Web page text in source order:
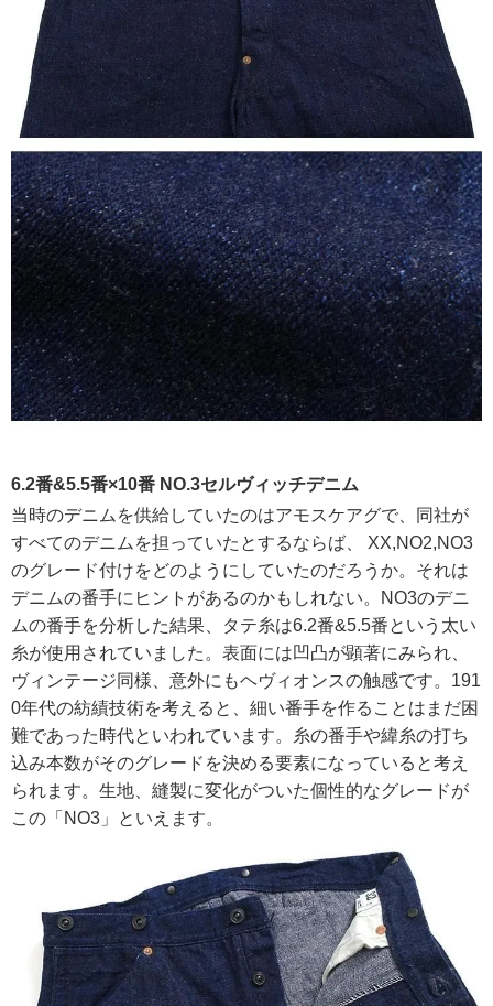
6.2番&5.5番×10番 NO.3セルヴィッチデニム
当時のデニムを供給していたのはアモスケアグで、同社が
すべてのデニムを担っていたとするならば、 XX,NO2,NO3
のグレード付けをどのようにしていたのだろうか。それは
デニムの番手にヒントがあるのかもしれない。NO3のデニ
ムの番手を分析した結果、タテ糸は6.2番&5.5番という太い
糸が使用されていました。表面には凹凸が顕著にみられ、
ヴィンテージ同様、意外にもヘヴィオンスの触感です。191
0年代の紡績技術を考えると、細い番手を作ることはまだ困
難であった時代といわれています。糸の番手や緯糸の打ち
込み本数がそのグレードを決める要素になっていると考え
られます。生地、縫製に変化がついた個性的なグレードが
この「NO3」といえます。